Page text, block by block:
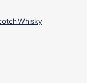
Whisky